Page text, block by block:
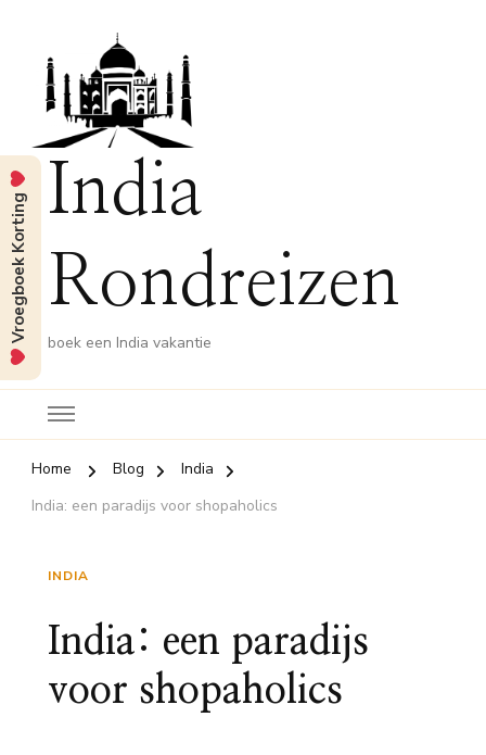
India
Rondreizen
boek een India vakantie
Home Blog
India
India: een paradijs voor shopaholics
INDIA
India: een paradijs
voor shopaholics
Vroegboek Korting